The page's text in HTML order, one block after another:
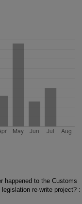
happened to the Customs
re-write project? :